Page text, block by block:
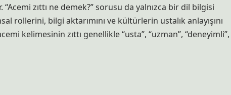
zıttı ne demek?” sorusu da yalnızca bir dil bilgisi
rollerini, bilgi aktarımını ve kültürlerin ustalık anlayışını
kelimesinin zıttı genellikle “usta”, “uzman”, “deneyimli”,